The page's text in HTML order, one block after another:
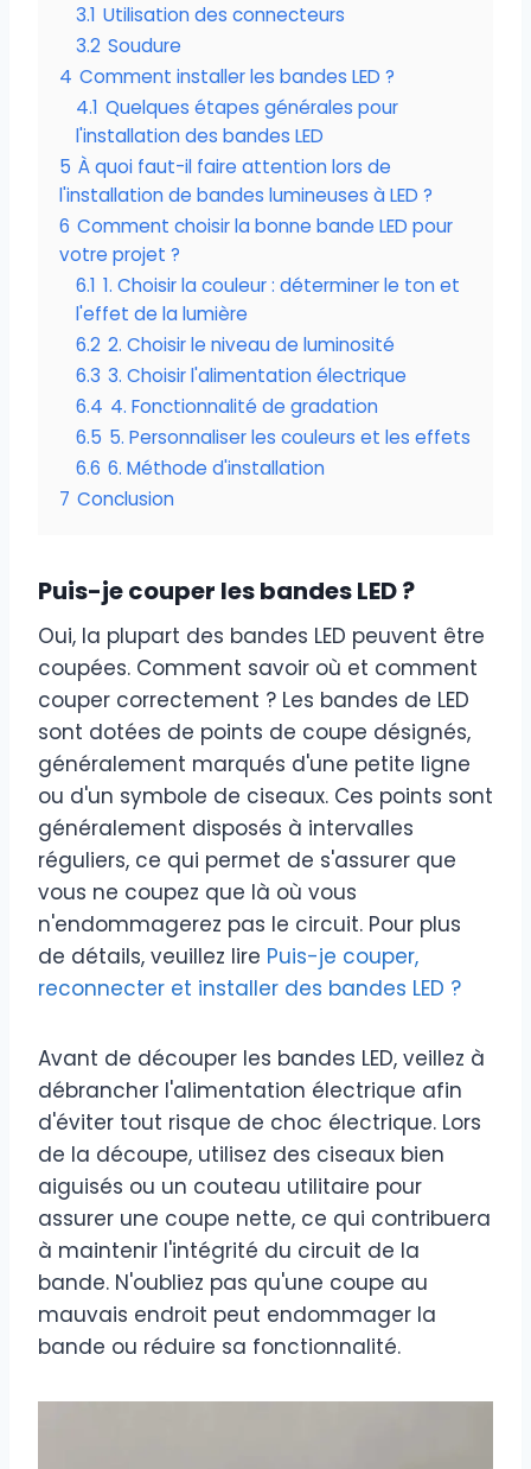
3.1 Utilisation des connecteurs
3.2 Soudure
4 Comment installer les bandes LED ?
4.1 Quelques étapes générales pour
l'installation des bandes LED
5 À quoi faut-il faire attention lors de
l'installation de bandes lumineuses à LED ?
6 Comment choisir la bonne bande LED pour
votre projet ?
6.1 1. Choisir la couleur : déterminer le ton et
l'effet de la lumière
6.2 2. Choisir le niveau de luminosité
6.3 3. Choisir l'alimentation électrique
6.4 4. Fonctionnalité de gradation
6.5 5. Personnaliser les couleurs et les effets
6.6 6. Méthode d'installation
7 Conclusion
Puis-je couper les bandes LED ?
Oui, la plupart des bandes LED peuvent être
coupées. Comment savoir où et comment
couper correctement ? Les bandes de LED
sont dotées de points de coupe désignés,
généralement marqués d'une petite ligne
ou d'un symbole de ciseaux. Ces points sont
généralement disposés à intervalles
réguliers, ce qui permet de s'assurer que
vous ne coupez que là où vous
n'endommagerez pas le circuit. Pour plus
de détails, veuillez lire Puis-je couper,
reconnecter et installer des bandes LED ?
Avant de découper les bandes LED, veillez à
débrancher l'alimentation électrique afin
d'éviter tout risque de choc électrique. Lors
de la découpe, utilisez des ciseaux bien
aiguisés ou un couteau utilitaire pour
assurer une coupe nette, ce qui contribuera
à maintenir l'intégrité du circuit de la
bande. N'oubliez pas qu'une coupe au
mauvais endroit peut endommager la
bande ou réduire sa fonctionnalité.